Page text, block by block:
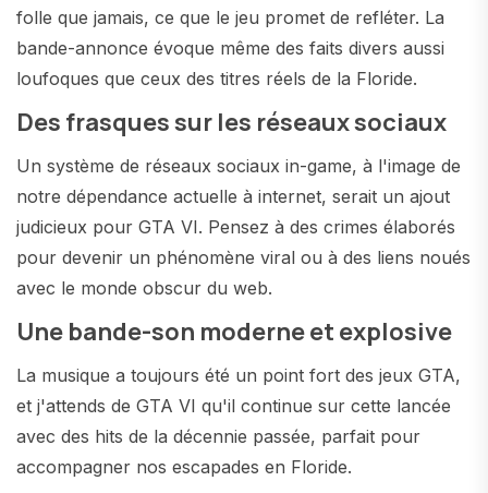
folle que jamais, ce que le jeu promet de refléter. La
bande-annonce évoque même des faits divers aussi
loufoques que ceux des titres réels de la Floride.
Des frasques sur les réseaux sociaux
Un système de réseaux sociaux in-game, à l'image de
notre dépendance actuelle à internet, serait un ajout
judicieux pour GTA VI. Pensez à des crimes élaborés
pour devenir un phénomène viral ou à des liens noués
avec le monde obscur du web.
Une bande-son moderne et explosive
La musique a toujours été un point fort des jeux GTA,
et j'attends de GTA VI qu'il continue sur cette lancée
avec des hits de la décennie passée, parfait pour
accompagner nos escapades en Floride.